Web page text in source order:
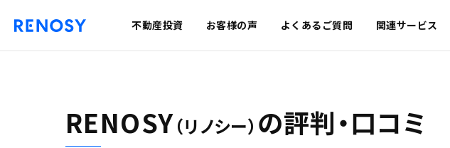
不動産投資 お客様の声 よくあるご質問 関連サービス
RENOSY（リノシー） の評判・口コミ